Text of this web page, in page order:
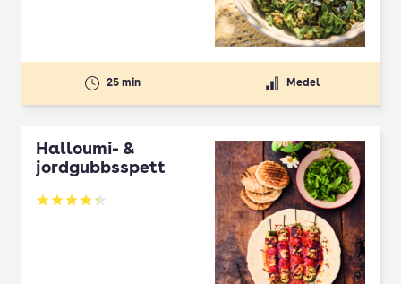
25 min Medel
Halloumi- &
jordgubbsspett
Betyg: 4.3 av 5